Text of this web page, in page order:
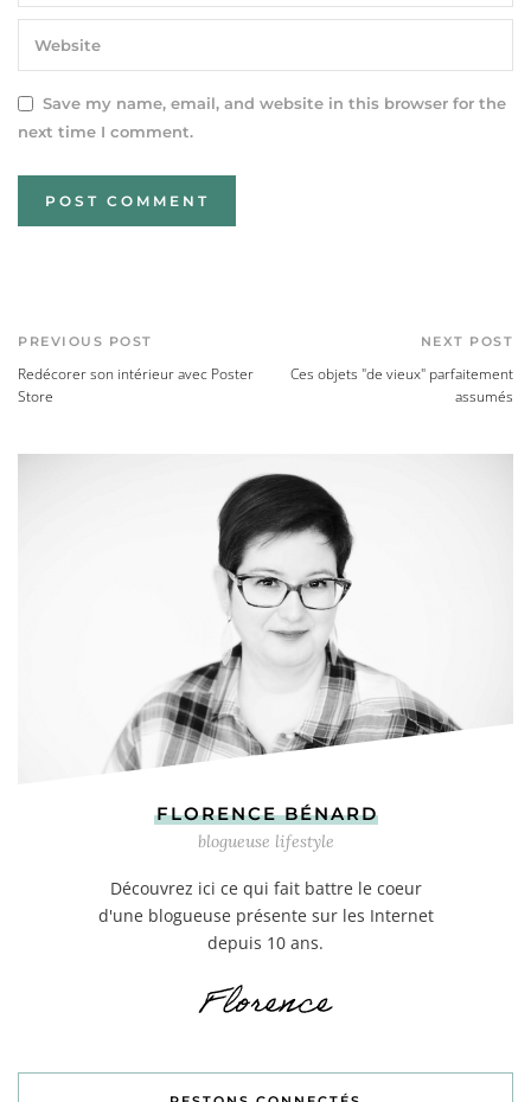
Save my name, email, and website in this browser for the
next time I comment.
PREVIOUS POST
Redécorer son intérieur avec Poster
Store
NEXT POST
Ces objets "de vieux" parfaitement
assumés
FLORENCE BÉNARD
blogueuse lifestyle
Découvrez ici ce qui fait battre le coeur
d'une blogueuse présente sur les Internet
depuis 10 ans.